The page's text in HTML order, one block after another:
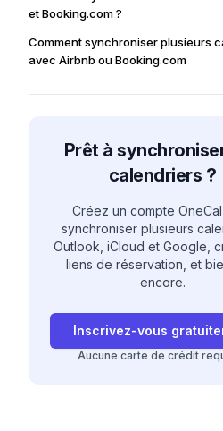
et Booking.com ?
Comment synchroniser plusieurs
avec Airbnb ou Booking.com
Prêt à
calendriers ?
Créez un compte
synchroniser plusieurs
Outlook, iCloud et Google,
liens de réservation, et
encore.
Inscrivez-vous
Aucune carte de crédit